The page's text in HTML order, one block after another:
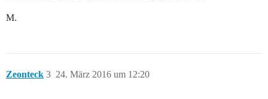
M.
Zeonteck 24. März 2016 um 12:20
3